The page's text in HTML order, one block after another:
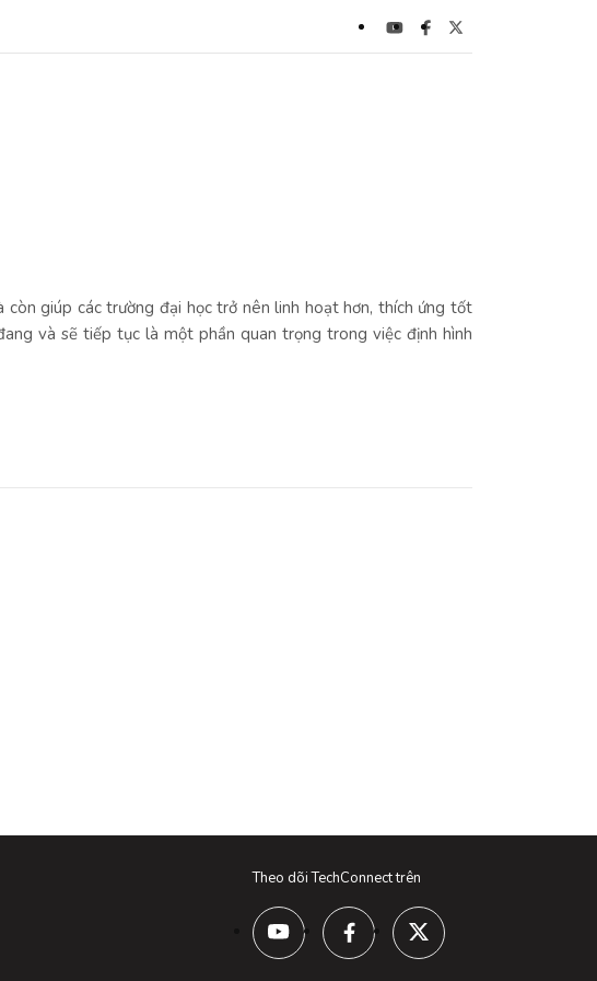
giúp các trường đại học trở nên linh hoạt hơn, thích ứng tốt
và sẽ tiếp tục là một phần quan trọng trong việc định hình
Theo dõi TechConnect trên